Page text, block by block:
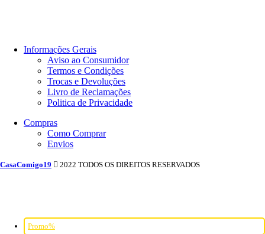
Informações Gerais
Aviso ao Consumidor
Termos e Condições
Trocas e Devoluções
Livro de Reclamações
Politica de Privacidade
Compras
Como Comprar
Envios
CasaComigo19 2022 TODOS OS DIREITOS RESERVADOS
Promo%